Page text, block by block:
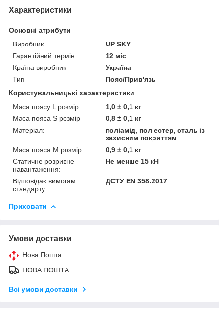
Характеристики
Основні атрибути
Виробник
UP SKY
Гарантійний термін
12 міс
Країна виробник
Україна
Тип
Пояс/Прив'язь
Користувальницькі характеристики
Маса поясу L розмір
1,0 ± 0,1 кг
Маса пояса S розмір
0,8 ± 0,1 кг
Матеріал:
поліамід, поліестер, сталь із
захисним покриттям
Маса пояса M розмір
0,9 ± 0,1 кг
Статичне розривне
навантаження:
Не менше 15 кН
Відповідає вимогам
стандарту
ДСТУ EN 358:2017
Приховати
Умови доставки
Нова Пошта
НОВА ПОШТА
Всі умови доставки